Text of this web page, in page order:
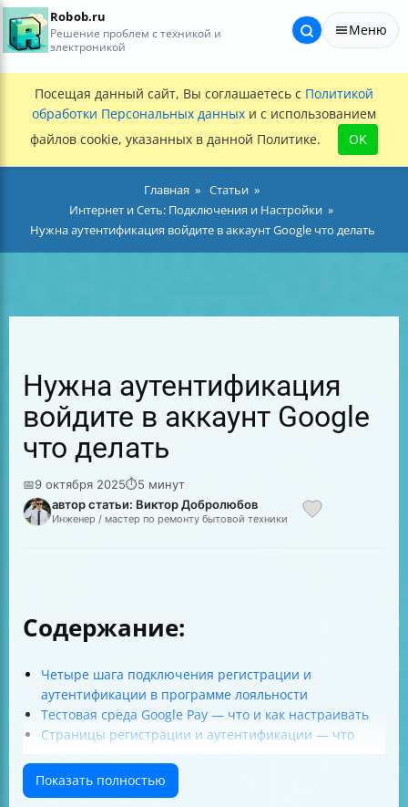
Robob.ru
Решение проблем с техникой и
электроникой
Меню
Посещая данный сайт, Вы соглашаетесь с Политикой
обработки Персональных данных и с использованием
файлов cookie, указанных в данной Политике.
OK
Главная
Статьи
Интернет и Сеть: Подключения и Настройки
Нужна аутентификация войдите в аккаунт Google что делать
Нужна аутентификация
войдите в аккаунт Google
что делать
📅9 октября 2025⏱5 минут
автор статьи: Виктор Добролюбов
Инженер / мастер по ремонту бытовой техники
Содержание:
Четыре шага подключения регистрации и
аутентификации в программе лояльности
Тестовая среда Google Pay — что и как настраивать
Страницы регистрации и аутентификации — что
Как данные пользователя передаются и что в них
должно быть
Показать полностью